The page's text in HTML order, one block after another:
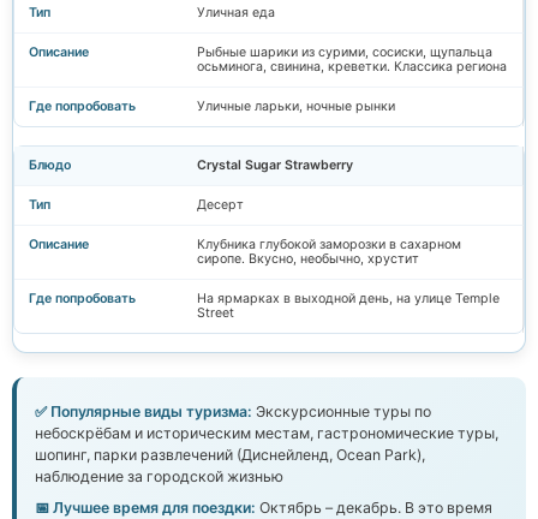
Уличная еда
Рыбные шарики из сурими, сосиски, щупальца
осьминога, свинина, креветки. Классика региона
Уличные ларьки, ночные рынки
Crystal Sugar Strawberry
Десерт
Клубника глубокой заморозки в сахарном
сиропе. Вкусно, необычно, хрустит
На ярмарках в выходной день, на улице Temple
Street
✅ Популярные виды туризма: Экскурсионные туры по
небоскрёбам и историческим местам, гастрономические туры,
шопинг, парки развлечений (Диснейленд, Ocean Park),
наблюдение за городской жизнью
📅 Лучшее время для поездки: Октябрь – декабрь. В это время